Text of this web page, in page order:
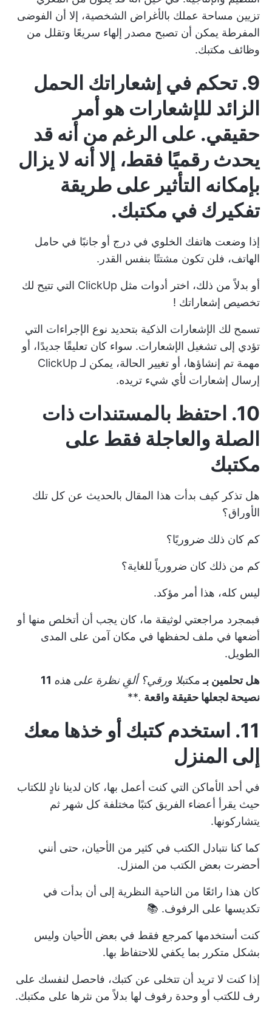
تزيين مساحة عملك بالأغراض الشخصية، إلا أن الفوضى
المفرطة يمكن أن تصبح مصدر إلهاء سريعًا وتقلل من
وظائف مكتبك.
9. تحكم في إشعاراتك
الحمل
الزائد للإشعارات هو أمر
حقيقي. على الرغم من أنه قد
يحدث رقميًا فقط، إلا أنه لا يزال
بإمكانه التأثير على طريقة
تفكيرك في مكتبك.
إذا وضعت هاتفك الخلوي في درج أو جانبًا في حامل
الهاتف، فلن تكون مشتتًا بنفس القدر.
أو بدلاً من ذلك، اختر أدوات مثل ClickUp التي تتيح لك
تخصيص إشعاراتك !
تسمح لك الإشعارات الذكية بتحديد نوع الإجراءات التي
تؤدي إلى تشغيل الإشعارات. سواء كان تعليقًا جديدًا، أو
مهمة تم إنشاؤها، أو تغيير الحالة، يمكن لـ ClickUp
إرسال إشعارات لأي شيء تريده.
10. احتفظ بالمستندات ذات
الصلة والعاجلة فقط على
مكتبك
هل تذكر كيف بدأت هذا المقال بالحديث عن كل تلك
الأوراق؟
كم كان ذلك ضروريًا؟
كم من ذلك كان ضرورياً للغاية؟
ليس كله، هذا أمر مؤكد.
فبمجرد مراجعتي لوثيقة ما، كان يجب أن أتخلص منها أو
أضعها في ملف لحفظها في مكان آمن على المدى
الطويل.
هل تحلمين بـمكتبلا ورقي؟ ألقِ نظرة على هذه 11
نصيحة لجعلها حقيقة واقعة .
**
11. استخدم كتبك أو خذها معك
إلى المنزل
في أحد الأماكن التي كنت أعمل بها، كان لدينا نادٍ للكتاب
حيث يقرأ أعضاء الفريق كتبًا مختلفة كل شهر ثم
يتشاركونها.
كما كنا نتبادل الكتب في كثير من الأحيان، حتى أنني
أحضرت بعض الكتب من المنزل.
كان هذا رائعًا من الناحية النظرية إلى أن بدأت في
تكديسها على الرفوف. 📚
كنت أستخدمها كمرجع فقط في بعض الأحيان وليس
بشكل متكرر بما يكفي للاحتفاظ بها.
إذا كنت لا تريد أن تتخلى عن كتبك، فاحصل لنفسك على
رف للكتب أو وحدة رفوف لها بدلاً من نثرها على مكتبك.